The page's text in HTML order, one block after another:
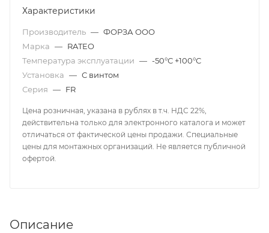
Характеристики
Производитель — ФОРЗА ООО
Марка — RATEO
Температура эксплуатации — -50°С +100°С
Установка — С винтом
Серия — FR
Цена розничная, указана в рублях в т.ч. НДС 22%,
действительна только для электронного каталога и может
отличаться от фактической цены продажи. Специальные
цены для монтажных организаций. Не является публичной
офертой.
Описание